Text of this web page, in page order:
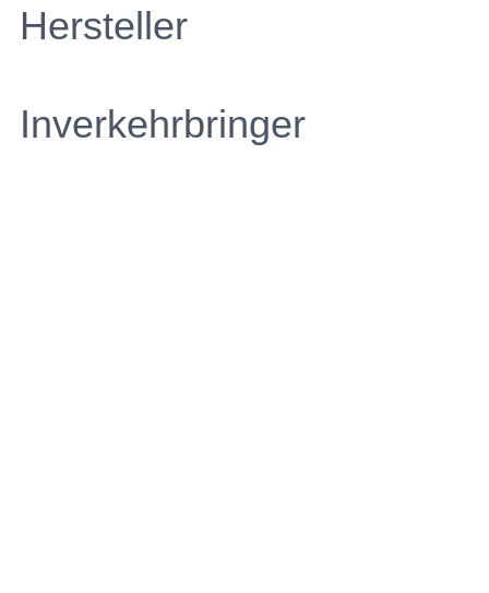
Hersteller
Inverkehrbringer